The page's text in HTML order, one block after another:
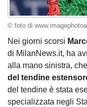
© foto di
Nei giorni scorsi
di MilanNews.it, ha
alla mano sinistra,
del tendine
del tendine è stata
specializzata negli